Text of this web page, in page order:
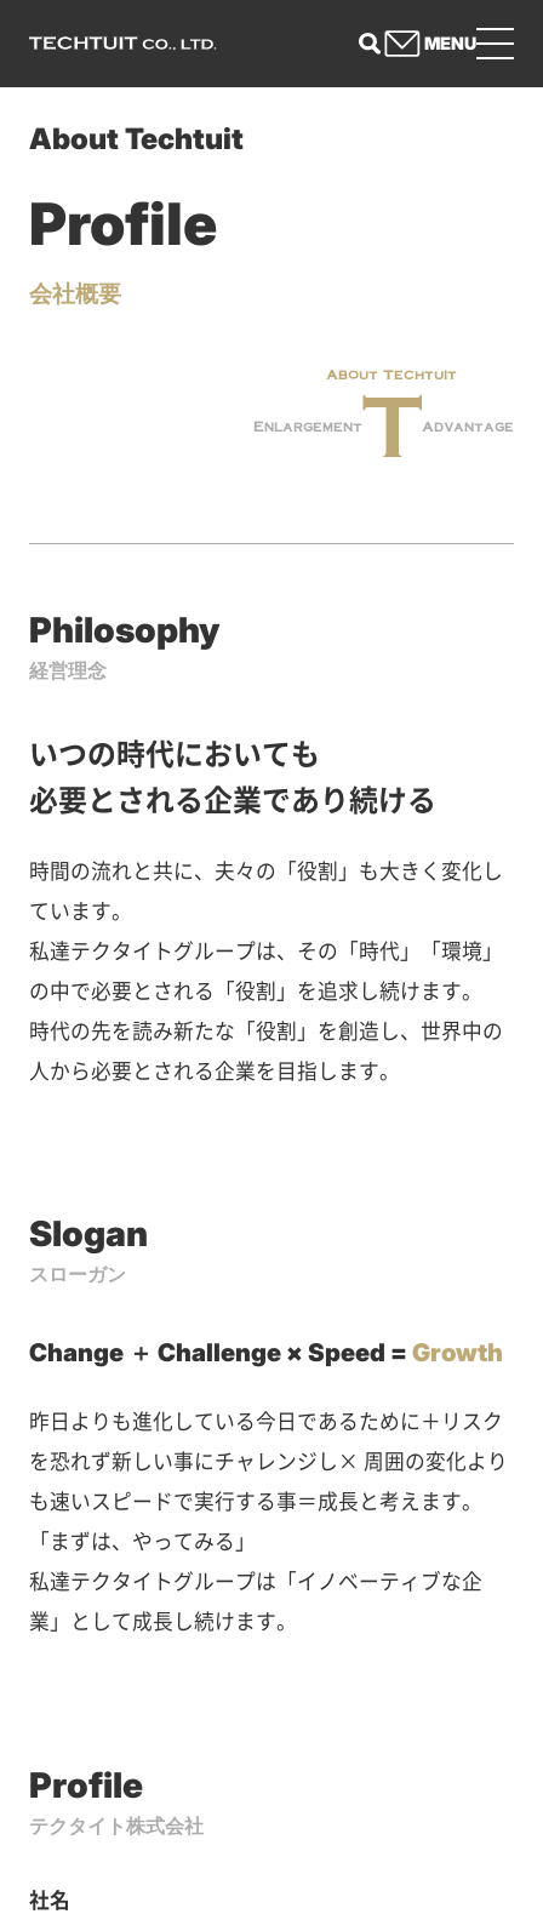
MENU
About Techtuit
Profile
会社概要
About Techtuit
Enlargement Advantage
Philosophy
経営理念
いつの時代においても
必要とされる企業であり続ける
時間の流れと共に、夫々の「役割」も大きく変化し
ています。
私達テクタイトグループは、その「時代」「環境」
の中で必要とされる「役割」を追求し続けます。
時代の先を読み新たな「役割」を創造し、世界中の
人から必要とされる企業を目指します。
Slogan
スローガン
Change ＋ Challenge × Speed = Growth
昨日よりも進化している今日であるために＋リスク
を恐れず新しい事にチャレンジし× 周囲の変化より
も速いスピードで実行する事＝成長と考えます。
「まずは、やってみる」
私達テクタイトグループは「イノベーティブな企
業」として成長し続けます。
Profile
テクタイト株式会社
社名